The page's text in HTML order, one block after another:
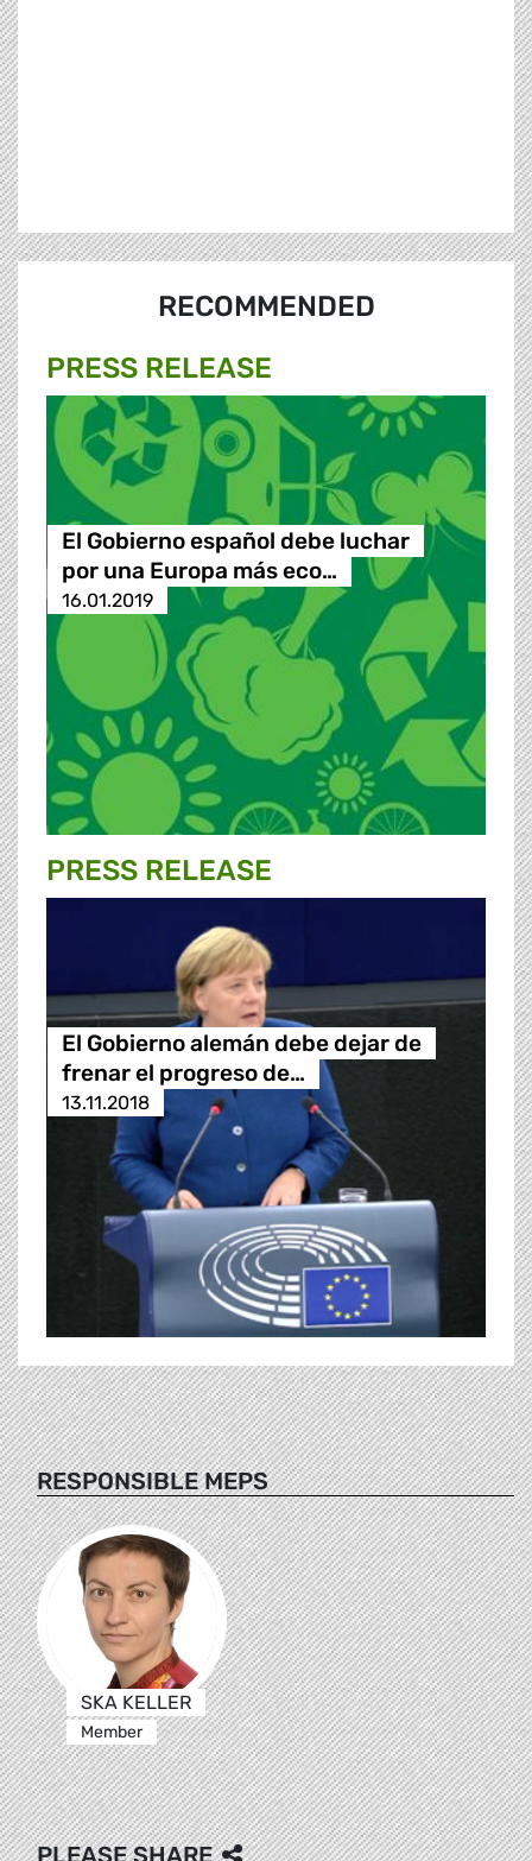
RECOMMENDED
PRESS RELEASE
El Gobierno español debe luchar
por una Europa más eco…
16.01.2019
PRESS RELEASE
El Gobierno alemán debe dejar de
frenar el progreso de…
13.11.2018
RESPONSIBLE MEPS
SKA KELLER
Member
PLEASE SHARE